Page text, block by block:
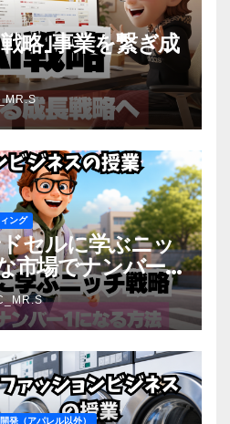
略｣事業を繋ぎ成
ング
セルに学ぶニッ
市場でナンバー1
発（アパレル以外）